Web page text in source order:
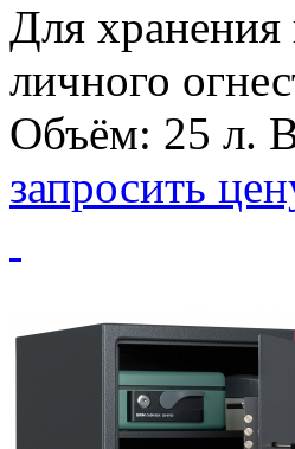
Для хранения
личного
Объём: 25 л.
запросить